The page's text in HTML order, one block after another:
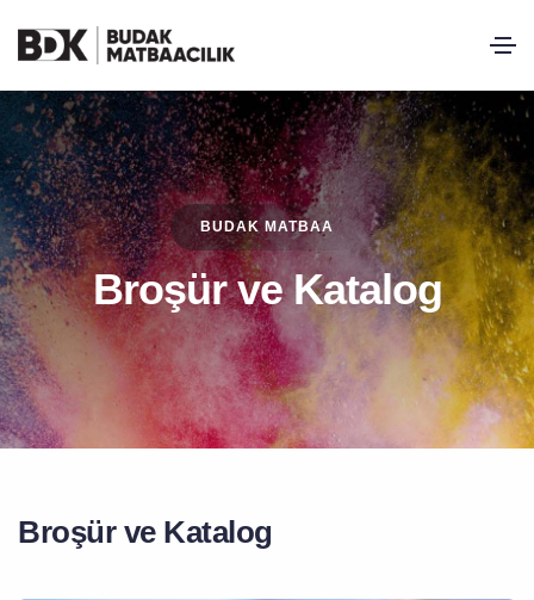
BUDAK MATBAA
Broşür ve Katalog
Broşür ve Katalog